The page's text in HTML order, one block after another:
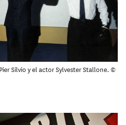
Silvio y el actor Sylvester Stallone. ©